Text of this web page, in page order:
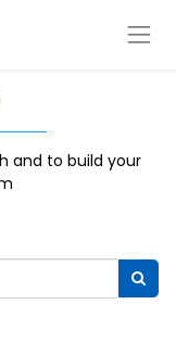
and to build your